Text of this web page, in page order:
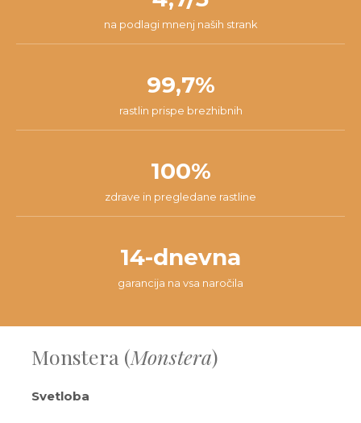
na podlagi mnenj naših strank
99,7%
rastlin prispe brezhibnih
100%
zdrave in pregledane rastline
14-dnevna
garancija na vsa naročila
Monstera (Monstera)
Svetloba